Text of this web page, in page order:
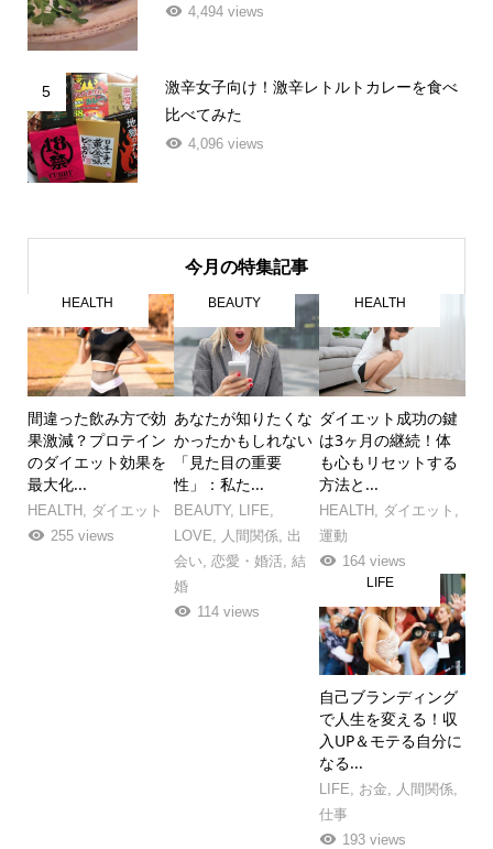
4,494 views
5
激辛女子向け！激辛レトルトカレーを食べ
比べてみた
4,096 views
今月の特集記事
間違った飲み方で効
果激減？プロテイン
のダイエット効果を
最大化...
HEALTH,
ダイエット
255 views
HEALTH
あなたが知りたくな
かったかもしれない
「見た目の重要
性」：私た...
BEAUTY, LIFE
LOVE
人間関係
出
会い 恋愛・婚活, 結
婚
114 views
BEAUTY
ダイエット成功の鍵
は3ヶ月の継続！体
も心もリセットする
方法と...
HEALTH ダイエット
運動
164 views
HEALTH
自己ブランディング
で人生を変える！収
入UP＆モテる自分に
なる...
LIFE お金 人間関係
仕事
193 views
LIFE